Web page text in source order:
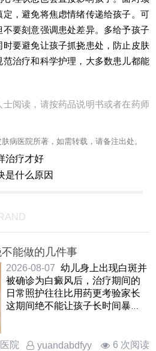
，避免将焦虑情绪传递给孩子。可
要刻意强调患处差异。多给予孩子
要避免让孩子抓挠患处，防止皮肤
治疗和科学护理，大多数患儿都能
阅读，请按药品说明书或者在药师
病医院所著，如需转载，请备注出处。
治疗才好
是什么原因
能做的几件事
2026-08-07 幼儿身上出现白斑并
被确诊为白癜风后，治疗期间的
日常照护往往比用药更考验家长
这期间绝不能让孩子长时间暴
医院 yuandabdfyy 6 次阅读